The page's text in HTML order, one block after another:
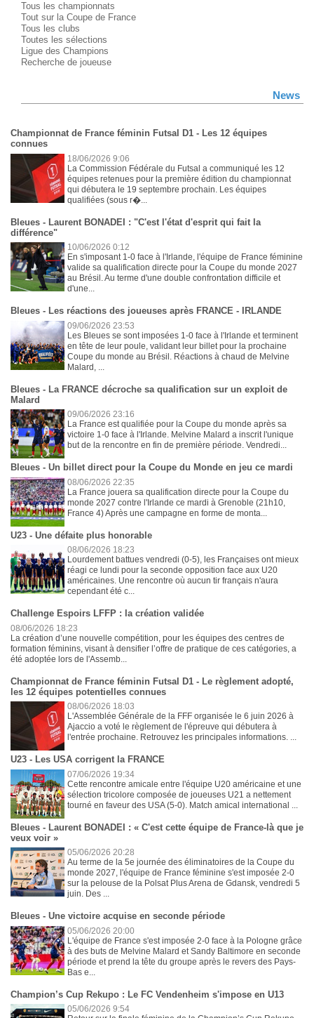
Tous les championnats
Tout sur la Coupe de France
Tous les clubs
Toutes les sélections
Ligue des Champions
Recherche de joueuse
News
Championnat de France féminin Futsal D1 - Les 12 équipes
connues
18/06/2026 9:06
La Commission Fédérale du Futsal a communiqué les 12
équipes retenues pour la première édition du championnat
qui débutera le 19 septembre prochain. Les équipes
qualifiées (sous r�...
Bleues - Laurent BONADEI : "C'est l'état d'esprit qui fait la
différence"
10/06/2026 0:12
En s'imposant 1-0 face à l'Irlande, l'équipe de France féminine
valide sa qualification directe pour la Coupe du monde 2027
au Brésil. Au terme d'une double confrontation difficile et
d'une...
Bleues - Les réactions des joueuses après FRANCE - IRLANDE
09/06/2026 23:53
Les Bleues se sont imposées 1-0 face à l'Irlande et terminent
en tête de leur poule, validant leur billet pour la prochaine
Coupe du monde au Brésil. Réactions à chaud de Melvine
Malard, ...
Bleues - La FRANCE décroche sa qualification sur un exploit de
Malard
09/06/2026 23:16
La France est qualifiée pour la Coupe du monde après sa
victoire 1-0 face à l'Irlande. Melvine Malard a inscrit l'unique
but de la rencontre en fin de première période. Vendredi...
Bleues - Un billet direct pour la Coupe du Monde en jeu ce mardi
08/06/2026 22:35
La France jouera sa qualification directe pour la Coupe du
monde 2027 contre l'Irlande ce mardi à Grenoble (21h10,
France 4) Après une campagne en forme de monta...
U23 - Une défaite plus honorable
08/06/2026 18:23
Lourdement battues vendredi (0-5), les Françaises ont mieux
réagi ce lundi pour la seconde opposition face aux U20
américaines. Une rencontre où aucun tir français n'aura
cependant été c...
Challenge Espoirs LFFP : la création validée
08/06/2026 18:23
La création d’une nouvelle compétition, pour les équipes des centres de
formation féminins, visant à densifier l’offre de pratique de ces catégories, a
été adoptée lors de l'Assemb...
Championnat de France féminin Futsal D1 - Le règlement adopté,
les 12 équipes potentielles connues
08/06/2026 18:03
L'Assemblée Générale de la FFF organisée le 6 juin 2026 à
Ajaccio a voté le règlement de l'épreuve qui débutera à
l'entrée prochaine. Retrouvez les principales informations. ...
U23 - Les USA corrigent la FRANCE
07/06/2026 19:34
Cette rencontre amicale entre l'équipe U20 américaine et une
sélection tricolore composée de joueuses U21 a nettement
tourné en faveur des USA (5-0). Match amical international ...
Bleues - Laurent BONADEI : « C'est cette équipe de France-là que je
veux voir »
05/06/2026 20:28
Au terme de la 5e journée des éliminatoires de la Coupe du
monde 2027, l'équipe de France féminine s'est imposée 2-0
sur la pelouse de la Polsat Plus Arena de Gdansk, vendredi 5
juin. Des ...
Bleues - Une victoire acquise en seconde période
05/06/2026 20:00
L'équipe de France s'est imposée 2-0 face à la Pologne grâce
à des buts de Melvine Malard et Sandy Baltimore en seconde
période et prend la tête du groupe après le revers des Pays-
Bas e...
Champion’s Cup Rekupo : Le FC Vendenheim s'impose en U13
05/06/2026 9:54